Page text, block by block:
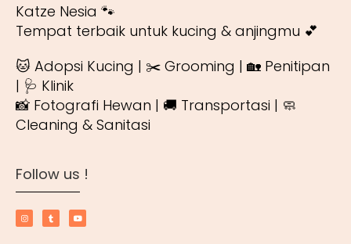
Katze Nesia 🐾
Tempat terbaik untuk kucing & anjingmu 💕
🐱 Adopsi Kucing | ✂️ Grooming | 🏡 Penitipan
| 🩺 Klinik
📸 Fotografi Hewan | 🚚 Transportasi | 🧼
Cleaning & Sanitasi
Follow us !